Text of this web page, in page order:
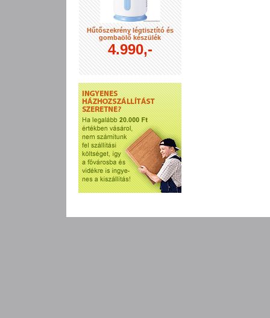
Hűtőszekrény légtisztító és
gombaölő készülék
4.990,-